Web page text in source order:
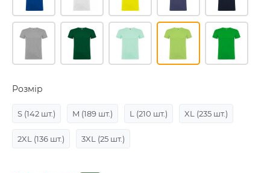
Розмір
S (142 шт.) M (189 шт.) L (210 шт.) XL (235 шт.)
2XL (136 шт.) 3XL (25 шт.)